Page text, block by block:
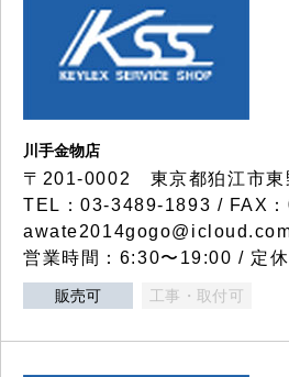
川手金物店
〒201-0002 東京都狛江市東
TEL：03-3489-1893 / FAX
営業時間：6:30〜19:00 / 定
販売可 工事・取付可